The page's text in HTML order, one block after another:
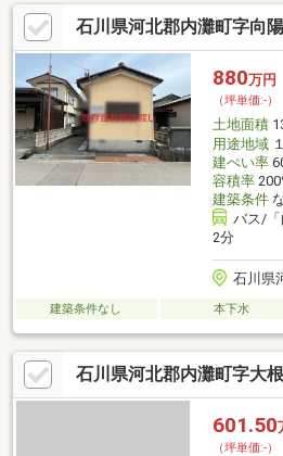
石川県河北郡内灘町字向
880万円
（坪単価:-）
土地面積
用途地域
建ぺい率
容積率
建築条件
バス/「
2分
石川県
建築条件なし 本下水
石川県河北郡内灘町字大
601.50
（坪単価:-）